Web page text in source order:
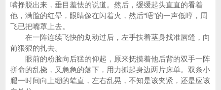
嘴挣脱出来，垂目羞怯的说道。然后，缓缓起头直直的看着
他，满脸的红晕，眼睛像在闪着火，然后“唔”的一声低哼，周
飞已把嘴罩上去。
在一阵连续飞快的划动过后，左手扶着茎身找准唇缝，向
前狠狠的扎去。
眼前的粉脸向后猛的仰起，原来抚摸着他后背的双手一阵
拼命的乱挠，又急急的落下，用力抓起身边两片床单。双条小
腿一时间向上绷的笔直，左右乱晃，不知是该夹紧，还是应该